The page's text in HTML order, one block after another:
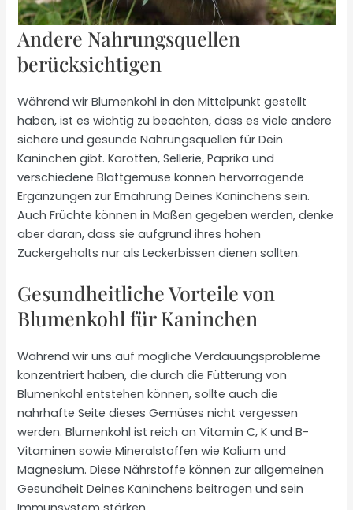
Andere Nahrungsquellen
berücksichtigen
Während wir Blumenkohl in den Mittelpunkt gestellt
haben, ist es wichtig zu beachten, dass es viele andere
sichere und gesunde Nahrungsquellen für Dein
Kaninchen gibt. Karotten, Sellerie, Paprika und
verschiedene Blattgemüse können hervorragende
Ergänzungen zur Ernährung Deines Kaninchens sein.
Auch Früchte können in Maßen gegeben werden, denke
aber daran, dass sie aufgrund ihres hohen
Zuckergehalts nur als Leckerbissen dienen sollten.
Gesundheitliche Vorteile von
Blumenkohl für Kaninchen
Während wir uns auf mögliche Verdauungsprobleme
konzentriert haben, die durch die Fütterung von
Blumenkohl entstehen können, sollte auch die
nahrhafte Seite dieses Gemüses nicht vergessen
werden. Blumenkohl ist reich an Vitamin C, K und B-
Vitaminen sowie Mineralstoffen wie Kalium und
Magnesium. Diese Nährstoffe können zur allgemeinen
Gesundheit Deines Kaninchens beitragen und sein